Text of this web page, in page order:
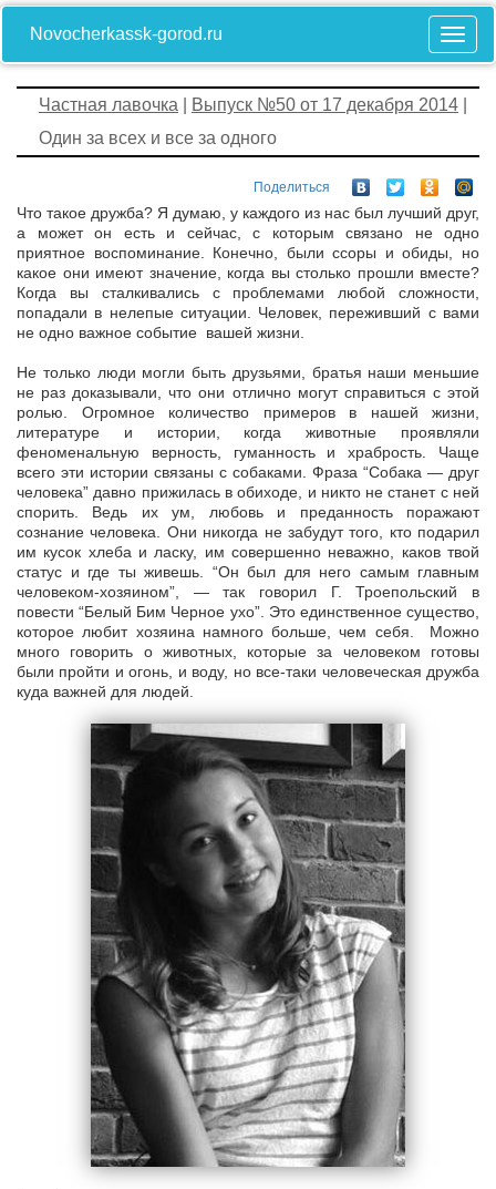
Novocherkassk-gorod.ru
Частная лавочка Выпуск №50 от 17 декабря 2014
Один за всех и все за одного
Поделиться
Что такое дружба? Я думаю, у каждого из нас был лучший друг,
а может он есть и сейчас, с которым связано не одно
приятное воспоминание. Конечно, были ссоры и обиды, но
какое они имеют значение, когда вы столько прошли вместе?
Когда вы сталкивались с проблемами любой сложности,
попадали в нелепые ситуации. Человек, переживший с вами
не одно важное событие вашей жизни.
Не только люди могли быть друзьями, братья наши меньшие
не раз доказывали, что они отлично могут справиться с этой
ролью. Огромное количество примеров в нашей жизни,
литературе и истории, когда животные проявляли
феноменальную верность, гуманность и храбрость. Чаще
всего эти истории связаны с собаками. Фраза “Собака — друг
человека” давно прижилась в обиходе, и никто не станет с ней
спорить. Ведь их ум, любовь и преданность поражают
сознание человека. Они никогда не забудут того, кто подарил
им кусок хлеба и ласку, им совершенно неважно, каков твой
статус и где ты живешь. “Он был для него самым главным
человеком-хозяином”, — так говорил Г. Троепольский в
повести “Белый Бим Черное ухо”. Это единственное существо,
которое любит хозяина намного больше, чем себя. Можно
много говорить о животных, которые за человеком готовы
были пройти и огонь, и воду, но все-таки человеческая дружба
куда важней для людей.